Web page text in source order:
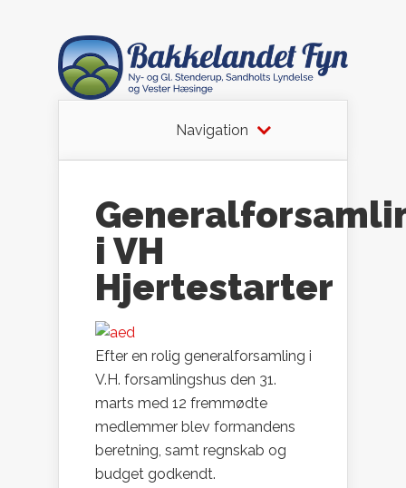
Navigation
i VH
Hjertestarter
Efter en rolig generalforsamling i
V.H. forsamlingshus den 31.
marts med 12 fremmødte
medlemmer blev formandens
beretning, samt regnskab og
budget godkendt.